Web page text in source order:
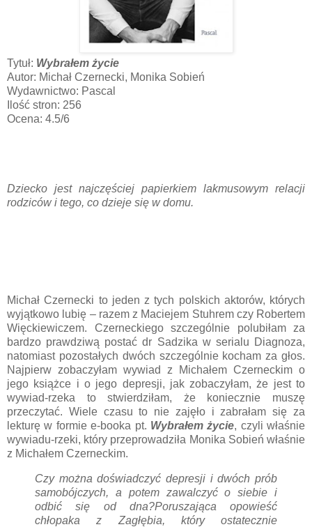
Tytuł: Wybrałem życie
Autor: Michał Czernecki, Monika Sobień
Wydawnictwo: Pascal
Ilość stron: 256
Ocena: 4.5/6
Dziecko jest najczęściej papierkiem lakmusowym relacji
rodziców i tego, co dzieje się w domu.
Michał Czernecki to jeden z tych polskich aktorów, których
wyjątkowo lubię – razem z Maciejem Stuhrem czy Robertem
Więckiewiczem. Czerneckiego szczególnie polubiłam za
bardzo prawdziwą postać dr Sadzika w serialu Diagnoza,
natomiast pozostałych dwóch szczególnie kocham za głos.
Najpierw zobaczyłam wywiad z Michałem Czerneckim o
jego książce i o jego depresji, jak zobaczyłam, że jest to
wywiad-rzeka to stwierdziłam, że koniecznie muszę
przeczytać. Wiele czasu to nie zajęło i zabrałam się za
lekturę w formie e-booka pt. Wybrałem życie, czyli właśnie
wywiadu-rzeki, który przeprowadziła Monika Sobień właśnie
z Michałem Czerneckim.
Czy można doświadczyć depresji i dwóch prób
samobójczych, a potem zawalczyć o siebie i
odbić się od dna?Poruszająca opowieść
chłopaka z Zagłębia, który ostatecznie